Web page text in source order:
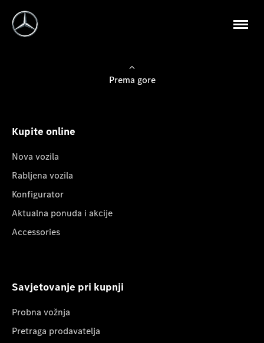
Prema gore
Kupite online
Nova vozila
Rabljena vozila
Konfigurator
Aktualna ponuda i akcije
Accessories
Savjetovanje pri kupnji
Probna vožnja
Pretraga prodavatelja